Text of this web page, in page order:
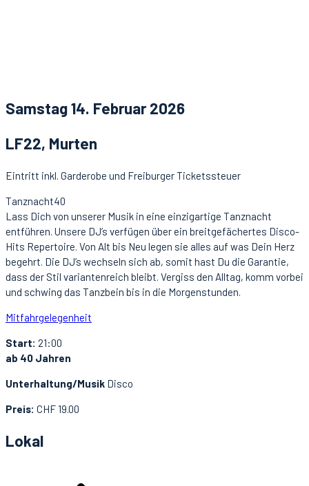
Samstag 14. Februar 2026
LF22, Murten
Eintritt inkl. Garderobe und Freiburger Ticketssteuer
Tanznacht40
Lass Dich von unserer Musik in eine einzigartige Tanznacht
entführen. Unsere DJ’s verfügen über ein breitgefächertes Disco-
Hits Repertoire. Von Alt bis Neu legen sie alles auf was Dein Herz
begehrt. Die DJ’s wechseln sich ab, somit hast Du die Garantie,
dass der Stil variantenreich bleibt. Vergiss den Alltag, komm vorbei
und schwing das Tanzbein bis in die Morgenstunden.
Mitfahrgelegenheit
Start: 21:00
ab 40 Jahren
Unterhaltung/Musik Disco
Preis: CHF 19.00
Lokal